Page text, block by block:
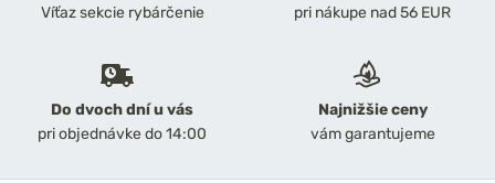
Víťaz sekcie rybárčenie
pri nákupe nad 56 EUR
Do dvoch dní u vás
pri objednávke do 14:00
Najnižšie ceny
vám garantujeme